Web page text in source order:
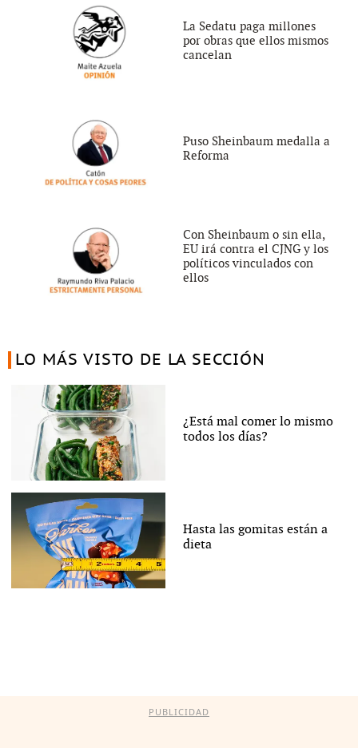
La Sedatu paga millones
por obras que ellos mismos
cancelan
Puso Sheinbaum medalla a
Reforma
Con Sheinbaum o sin ella,
EU irá contra el CJNG y los
políticos vinculados con
ellos
LO MÁS VISTO DE LA SECCIÓN
¿Está mal comer lo mismo
todos los días?
Hasta las gomitas están a
dieta
PUBLICIDAD